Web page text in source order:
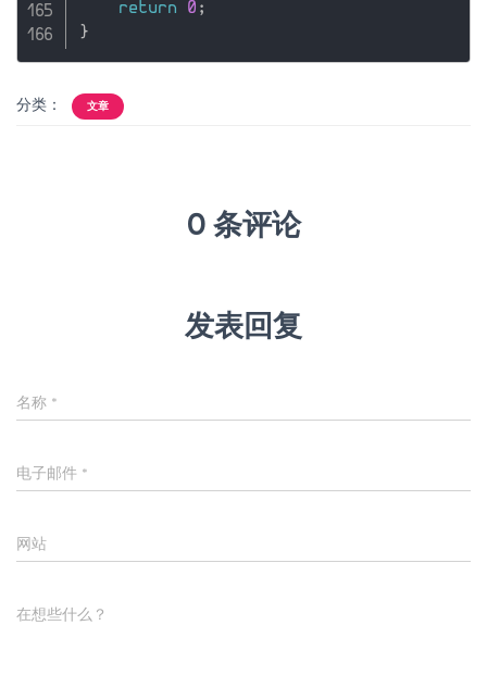
return
0 ;
}
分类： 文章
0 条评论
发表回复
名称 *
电子邮件 *
网站
在想些什么？